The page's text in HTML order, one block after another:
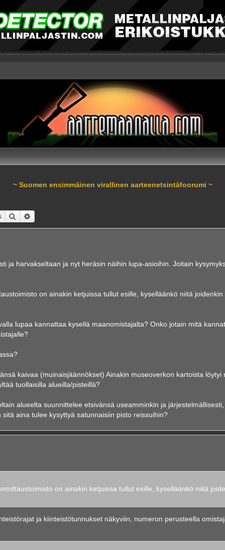
~ Suomen ensimmäinen virallinen aarteenetsintäfoorumi ~
Etsi
ja harvakseltaan ja nyt heräsin näihin lupa-asioihin. Joitain
on ainakin ketjuissa tullut esille, kyselläänkö niitä joidenkin
lupaa kannattaa kysellä maanomistajalta? Onko jotain mitä
kaivaa (muinaisjäännökset) Ainakin museoverkon kartoista löytyi
tuollaisilla alueilla/pisteillä?
alueelta suunnittelee etsivänsä useamminkin ja järjestelmällisesti,
aina tulee kysyttyä satunnaisiin pisto reissuihin?
on ainakin ketjuissa tullut esille, kyselläänkö niitä
ja kiinteistötunnukset näkyviin, numeron perusteella